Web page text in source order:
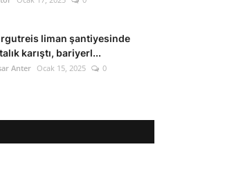
liman şantiyesinde
karıştı, bariyerl...
Anter Ocak 15, 2025 0